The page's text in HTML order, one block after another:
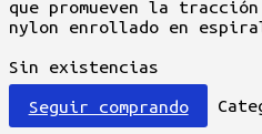
que promueven la
nylon enrollado en
Sin existencias
Seguir comprando